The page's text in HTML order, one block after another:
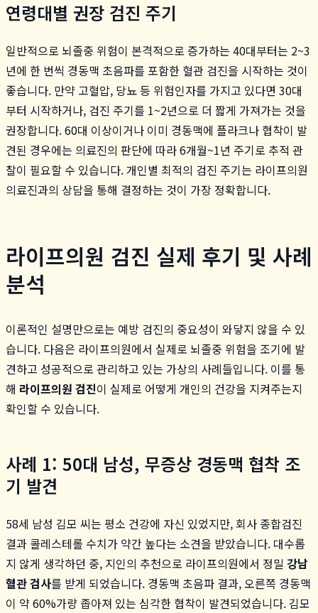
연령대별 권장 검진 주기
일반적으로 뇌졸중 위험이 본격적으로 증가하는 40대부터는 2~3
년에 한 번씩 경동맥 초음파를 포함한 혈관 검진을 시작하는 것이
좋습니다. 만약 고혈압, 당뇨 등 위험인자를 가지고 있다면 30대
부터 시작하거나, 검진 주기를 1~2년으로 더 짧게 가져가는 것을
권장합니다. 60대 이상이거나 이미 경동맥에 플라크나 협착이 발
견된 경우에는 의료진의 판단에 따라 6개월~1년 주기로 추적 관
찰이 필요할 수 있습니다. 개인별 최적의 검진 주기는 라이프의원
의료진과의 상담을 통해 결정하는 것이 가장 정확합니다.
라이프의원 검진 실제 후기 및 사례
분석
이론적인 설명만으로는 예방 검진의 중요성이 와닿지 않을 수 있
습니다. 다음은 라이프의원에서 실제로 뇌졸중 위험을 조기에 발
견하고 성공적으로 관리하고 있는 가상의 사례들입니다. 이를 통
해 라이프의원 검진이 실제로 어떻게 개인의 건강을 지켜주는지
확인할 수 있습니다.
사례 1: 50대 남성, 무증상 경동맥 협착 조
기 발견
58세 남성 김모 씨는 평소 건강에 자신 있었지만, 회사 종합검진
결과 콜레스테롤 수치가 약간 높다는 소견을 받았습니다. 대수롭
지 않게 생각하던 중, 지인의 추천으로 라이프의원에서 정밀 강남
혈관 검사를 받게 되었습니다. 경동맥 초음파 결과, 오른쪽 경동맥
이 약 60%가량 좁아져 있는 심각한 협착이 발견되었습니다. 김모